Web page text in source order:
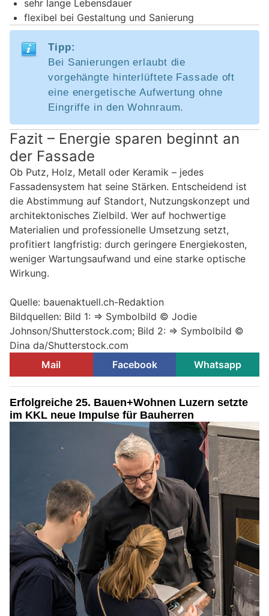
sehr lange Lebensdauer
flexibel bei Gestaltung und Sanierung
Tipp:
Bei Sanierungen erlaubt die
vorgehängte hinterlüftete Fassade oft
eine energetische Aufwertung ohne
Eingriffe in den Wohnraum.
Fazit – Energie sparen beginnt an
der Fassade
Ob Putz, Holz, Metall oder Keramik – jedes
Fassadensystem hat seine Stärken. Entscheidend ist
die Abstimmung auf Standort, Nutzungskonzept und
architektonisches Zielbild. Wer auf hochwertige
Materialien und professionelle Umsetzung setzt,
profitiert langfristig: durch geringere Energiekosten,
weniger Wartungsaufwand und eine starke optische
Wirkung.
Quelle: bauenaktuell.ch-Redaktion
Bildquellen: Bild 1: => Symbolbild © Jodie
Johnson/Shutterstock.com; Bild 2: => Symbolbild ©
Dina da/Shutterstock.com
Mail
Facebook Whatsapp
Erfolgreiche 25. Bauen+Wohnen Luzern setzte
im KKL neue Impulse für Bauherren